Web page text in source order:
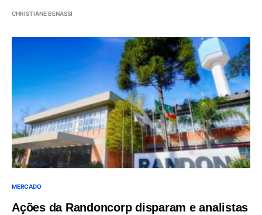
CHRISTIANE BENASSI
MERCADO
Ações da Randoncorp disparam e analistas